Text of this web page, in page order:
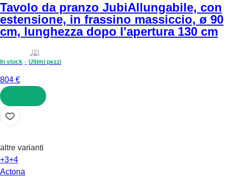
Tavolo da pranzo JubiAllungabile, con
estensione, in frassino massiccio, ø 90
cm, lunghezza dopo l'apertura 130 cm
(2)
In stock
Ultimi pezzi
804 €
AGGIUNGI
altre varianti
+3+4
Actona